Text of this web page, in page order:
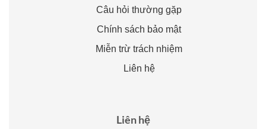
Câu hỏi thường gặp
Chính sách bảo mật
Miễn trừ trách nhiệm
Liên hệ
Liên hệ